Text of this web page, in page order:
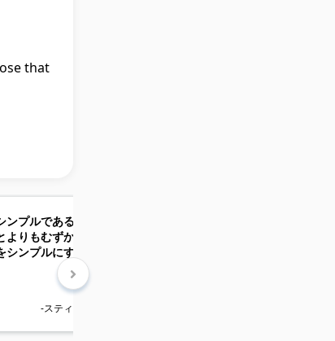
that
ンプルであることは、複雑であるこ
よりもむずかしいときがある。物事
シンプルにするためには、懸命に努
力して思考を明瞭にしなければならな
いからだ。だが、それだけの価値はあ
る。なぜなら、ひとたびそこに到達で
きれば、山をも動かせるからだ。
-スティーブ・ジョブズ-